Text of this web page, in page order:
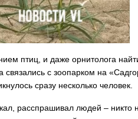
птиц, и даже орнитолога
с зоопарком на
сразу несколько человек.
расспрашивал людей – никто